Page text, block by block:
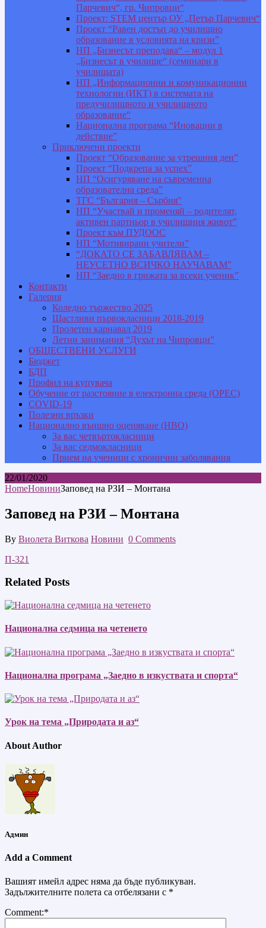
Парчевич“, гр. Чипровци“
Проект: STEM център ОУ „Петър Парчевич“
Проект “Равен достъп до училищно
образование в условията на кризи”
НП „Бизнесът преподава“ – модул 1
„Бизнесът в училище“ (семинари в
училищата)
НП „Информационни и комуникационни
технологии (ИКТ) в системата на
предучилищното и училищното
образование“
Национална програма “Иновации в
действие”
Приключени проекти
Проект “Образование за утрешния ден”
Проект “Подкрепа за успех”
НП “Осигуряване на съвременна
образователна среда”
ТГС “България – Сърбия”
НП “Участвай и променяй – родителят,
активен партньор в училищния живот”
Проект към ПУДООС
НП “Мотивирани учители”
“ДОКАТО СЕ ЗАБАВЛЯВАМ –
НЕУСЕТНО ВСИЧКО НАУЧАВАМ”
НП “Заедно в грижата за всеки ученик”
Контакти
Галерия
Коледно тържество 2025
Щастливи първокласници 2018-2019
Пролетен карнавал 2019
Летни занимания “Духът на Чипровци”
ОБЩЕСТВЕНИ УСЛУГИ
Бюджет
БДП
Профил на купувача
Обучение от разстояние в електронна среда (ОРЕС)
COVID-19
Полезни връзки
Национално външно оценяване (НВО)
За вас четвъртокласници
За вас седмокласници
Прием на ученици с хронични заболявания
22/01/2020
HomeНовиниЗаповед на РЗИ – Монтана
Заповед на РЗИ – Монтана
By Виолета Виткова Новини 0 Comments
П-321
Related Posts
Национална седмица на четенето
Национална програма „Заедно в изкуствата и спорта“
Урок на тема „Природата и аз“
About Author
Админ
Add a Comment
Вашият имейл адрес няма да бъде публикуван.
Задължителните полета са отбелязани с *
Comment:*